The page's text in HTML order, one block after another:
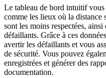
Le tableau de bord intuitif
comme les lieux où la distance
sont les moins respectées,
défaillants. Grâce à ces
avertir les défaillants et vous
de sécurité. Vous pouvez
enregistrées et générer des
documentation.